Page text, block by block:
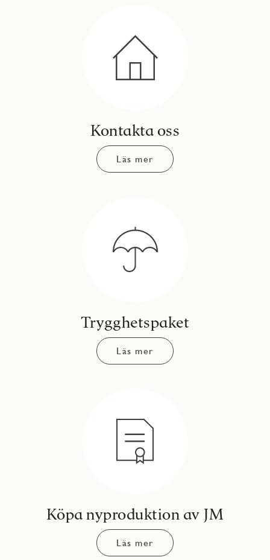
Kontakta oss
Läs mer
Trygghetspaket
Läs mer
Köpa nyproduktion av JM
Läs mer